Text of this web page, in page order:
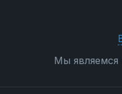
Мы являемся